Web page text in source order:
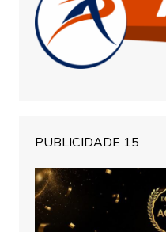
PUBLICIDADE 15